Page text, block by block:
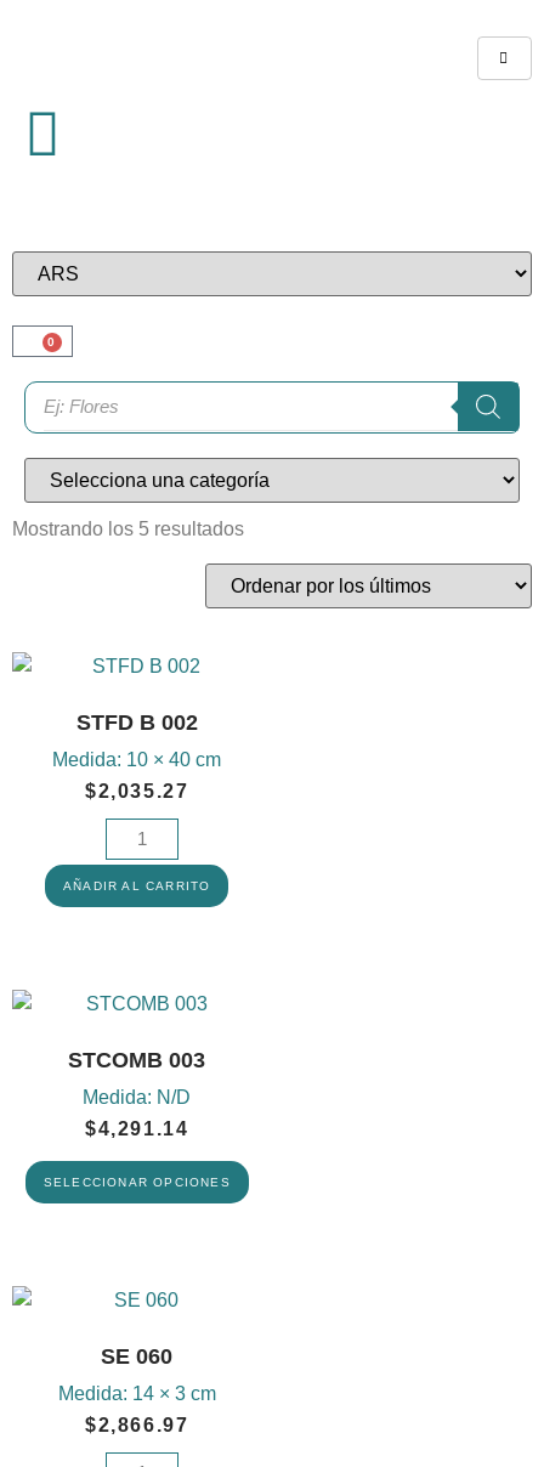
0
Mostrando los 5 resultados
STFD B 002
Medida: 10 × 40 cm
$2,035.27
AÑADIR AL CARRITO
STCOMB 003
Medida: N/D
$4,291.14
SELECCIONAR OPCIONES
SE 060
Medida: 14 × 3 cm
$2,866.97